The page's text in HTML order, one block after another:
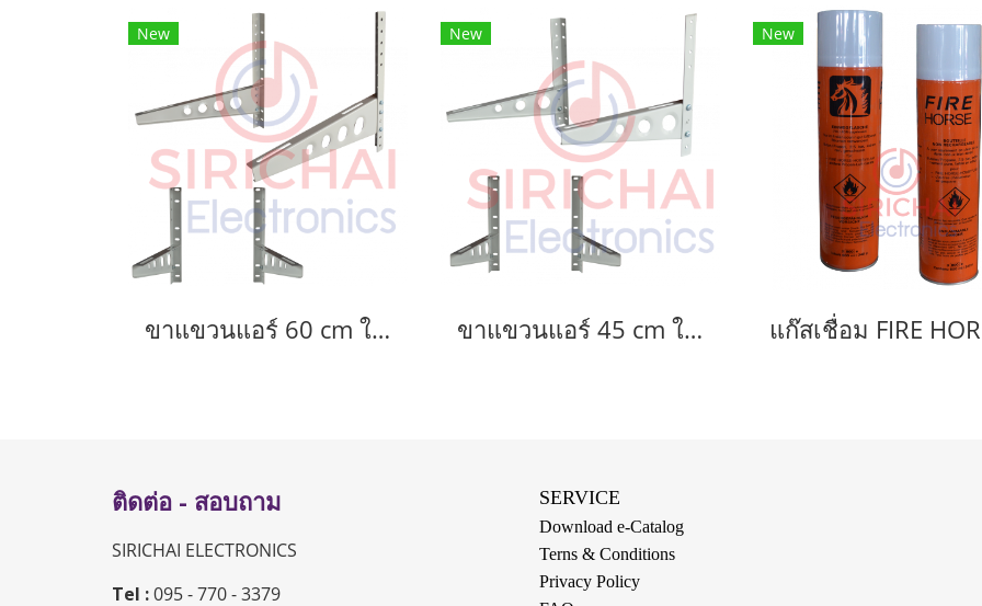
New
ขาแขวนแอร์ 60 cm ใช้แขวนแอร์ขนาด 9000-24000 BTU
New
ขาแขวนแอร์ 45 cm ใช้แขวนแอร์ขนาด 9000-13000 BTU
New
ติดต่อ - สอบถาม
SIRICHAI ELECTRONICS
Tel :095 - 770 - 3379
SERVICE
Download e-Catalog
Terns & Conditions
Privacy Policy